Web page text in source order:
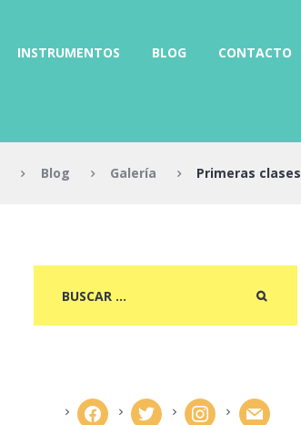
INSTRUMENTOS BLOG CONTACTO
Blog Galería Primeras clases
facebook twitter instagrammail